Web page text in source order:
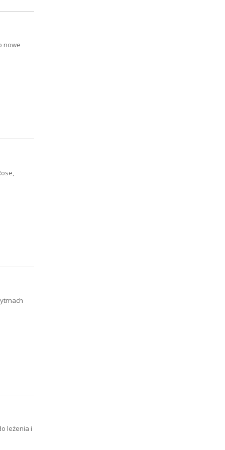
nowe
leżenia i